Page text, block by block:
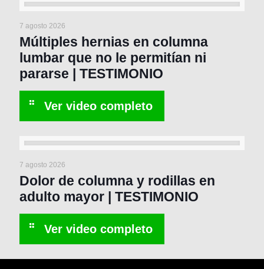
7 agosto 2026
Múltiples hernias en columna
lumbar que no le permitían ni
pararse | TESTIMONIO
7 agosto 2026
Dolor de columna y rodillas en
adulto mayor | TESTIMONIO